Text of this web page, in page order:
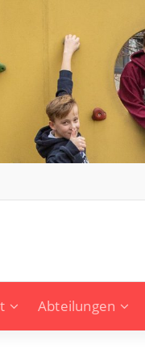
Abteilungen